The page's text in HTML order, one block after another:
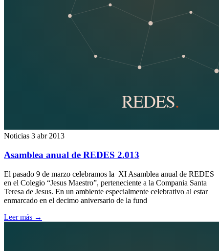
Noticias 3 abr 2013
Asamblea anual de REDES 2.013
El pasado 9 de marzo celebramos la XI Asamblea anual de REDES
en el Colegio “Jesus Maestro”, perteneciente a la Compania Santa
Teresa de Jesus. En un ambiente especialmente celebrativo al estar
enmarcado en el decimo aniversario de la fund
Leer más →